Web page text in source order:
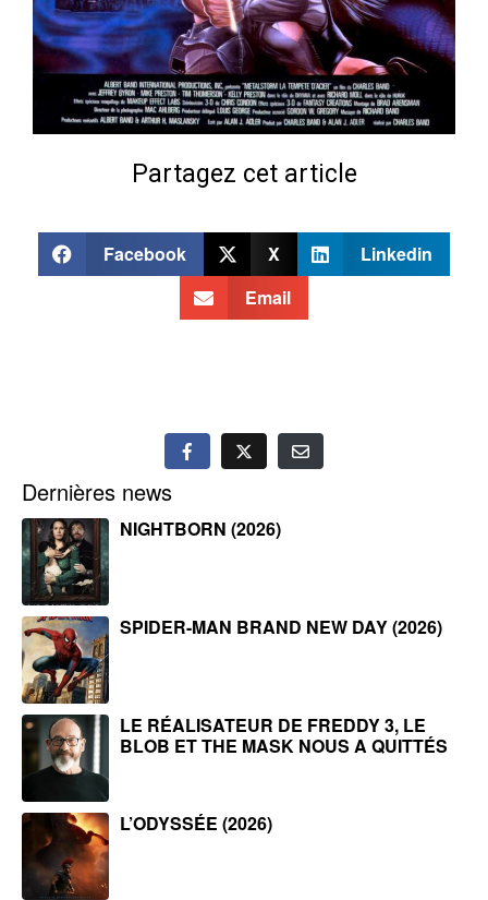
Partagez cet article
Facebook X
Linkedin
Email
Dernières news
NIGHTBORN (2026)
SPIDER-MAN BRAND NEW DAY (2026)
LE RÉALISATEUR DE FREDDY 3, LE
BLOB ET THE MASK NOUS A QUITTÉS
L’ODYSSÉE (2026)